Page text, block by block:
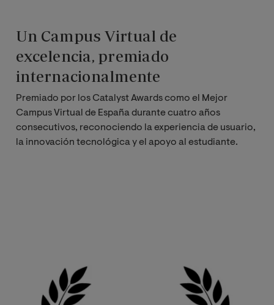
Un Campus Virtual de
excelencia, premiado
internacionalmente
Premiado por los Catalyst Awards como el Mejor
Campus Virtual de España durante cuatro años
consecutivos, reconociendo la experiencia de usuario,
la innovación tecnológica y el apoyo al estudiante.